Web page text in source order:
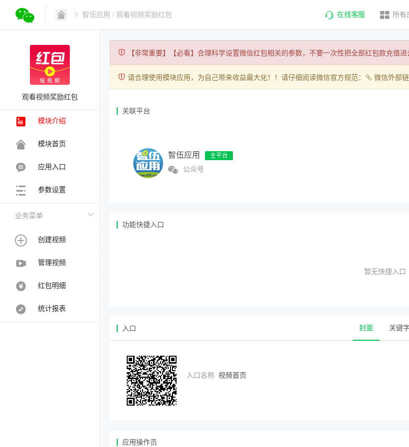
智伍应用 / 观看视频奖励红包 在线客服 所有
观看视频奖励红包
模块介绍
模块首页
应用入口
参数设置
业务菜单
创建视频
管理视频
红包明细
统计报表
【非常重要】【必看】合理科学设置微信红包相关的参数，不要一次性把全部红包款充值进
请合理使用模块应用，为自己带来收益最大化！！请仔细阅读微信官方规范： 微信外部
关联平台
智伍应用
公众号
功能快捷入口
暂无快捷入口
入口 封面 关键字
入口名称 视频首页
应用操作员